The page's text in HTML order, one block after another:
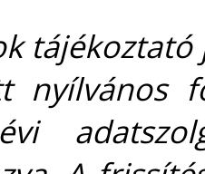
nyílvános